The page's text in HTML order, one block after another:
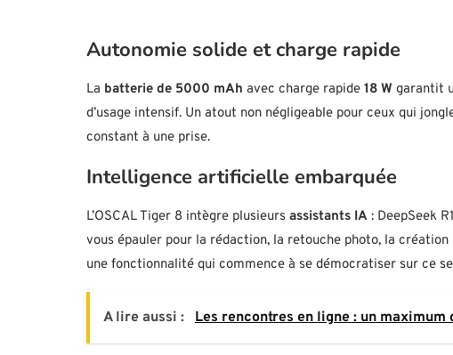
Autonomie solide et charge rapide
La batterie de 5000 mAh avec charge rapide 18 W garantit
d’usage intensif. Un atout non négligeable pour ceux qui
constant à une prise.
Intelligence artificielle embarquée
L’OSCAL Tiger 8 intègre plusieurs assistants IA : DeepSeek
vous épauler pour la rédaction, la retouche photo, la
une fonctionnalité qui commence à se démocratiser sur ce
A lire aussi : Les rencontres en ligne : un